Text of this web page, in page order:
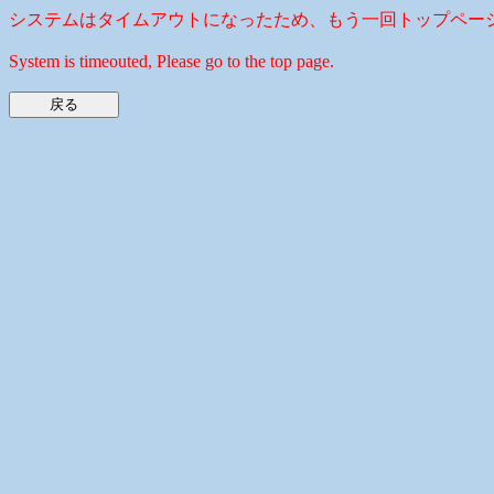
システムはタイムアウトになったため、もう一回トップペー
System is timeouted, Please go to the top page.